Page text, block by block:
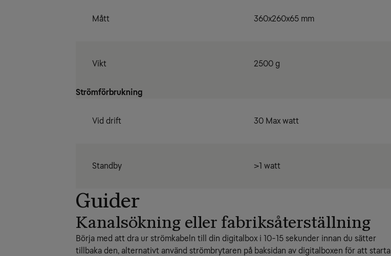
Mått 360x260x65 mm
Vikt 2500 g
Strömförbrukning
Vid drift 30 Max watt
Standby >1 watt
Guider
Kanalsökning eller fabriksåterställning
Börja med att dra ur strömkabeln till din digitalbox i 10-15 sekunder innan du sätter
tillbaka den, alternativt använd strömbrytaren på baksidan av digitalboxen för att starta